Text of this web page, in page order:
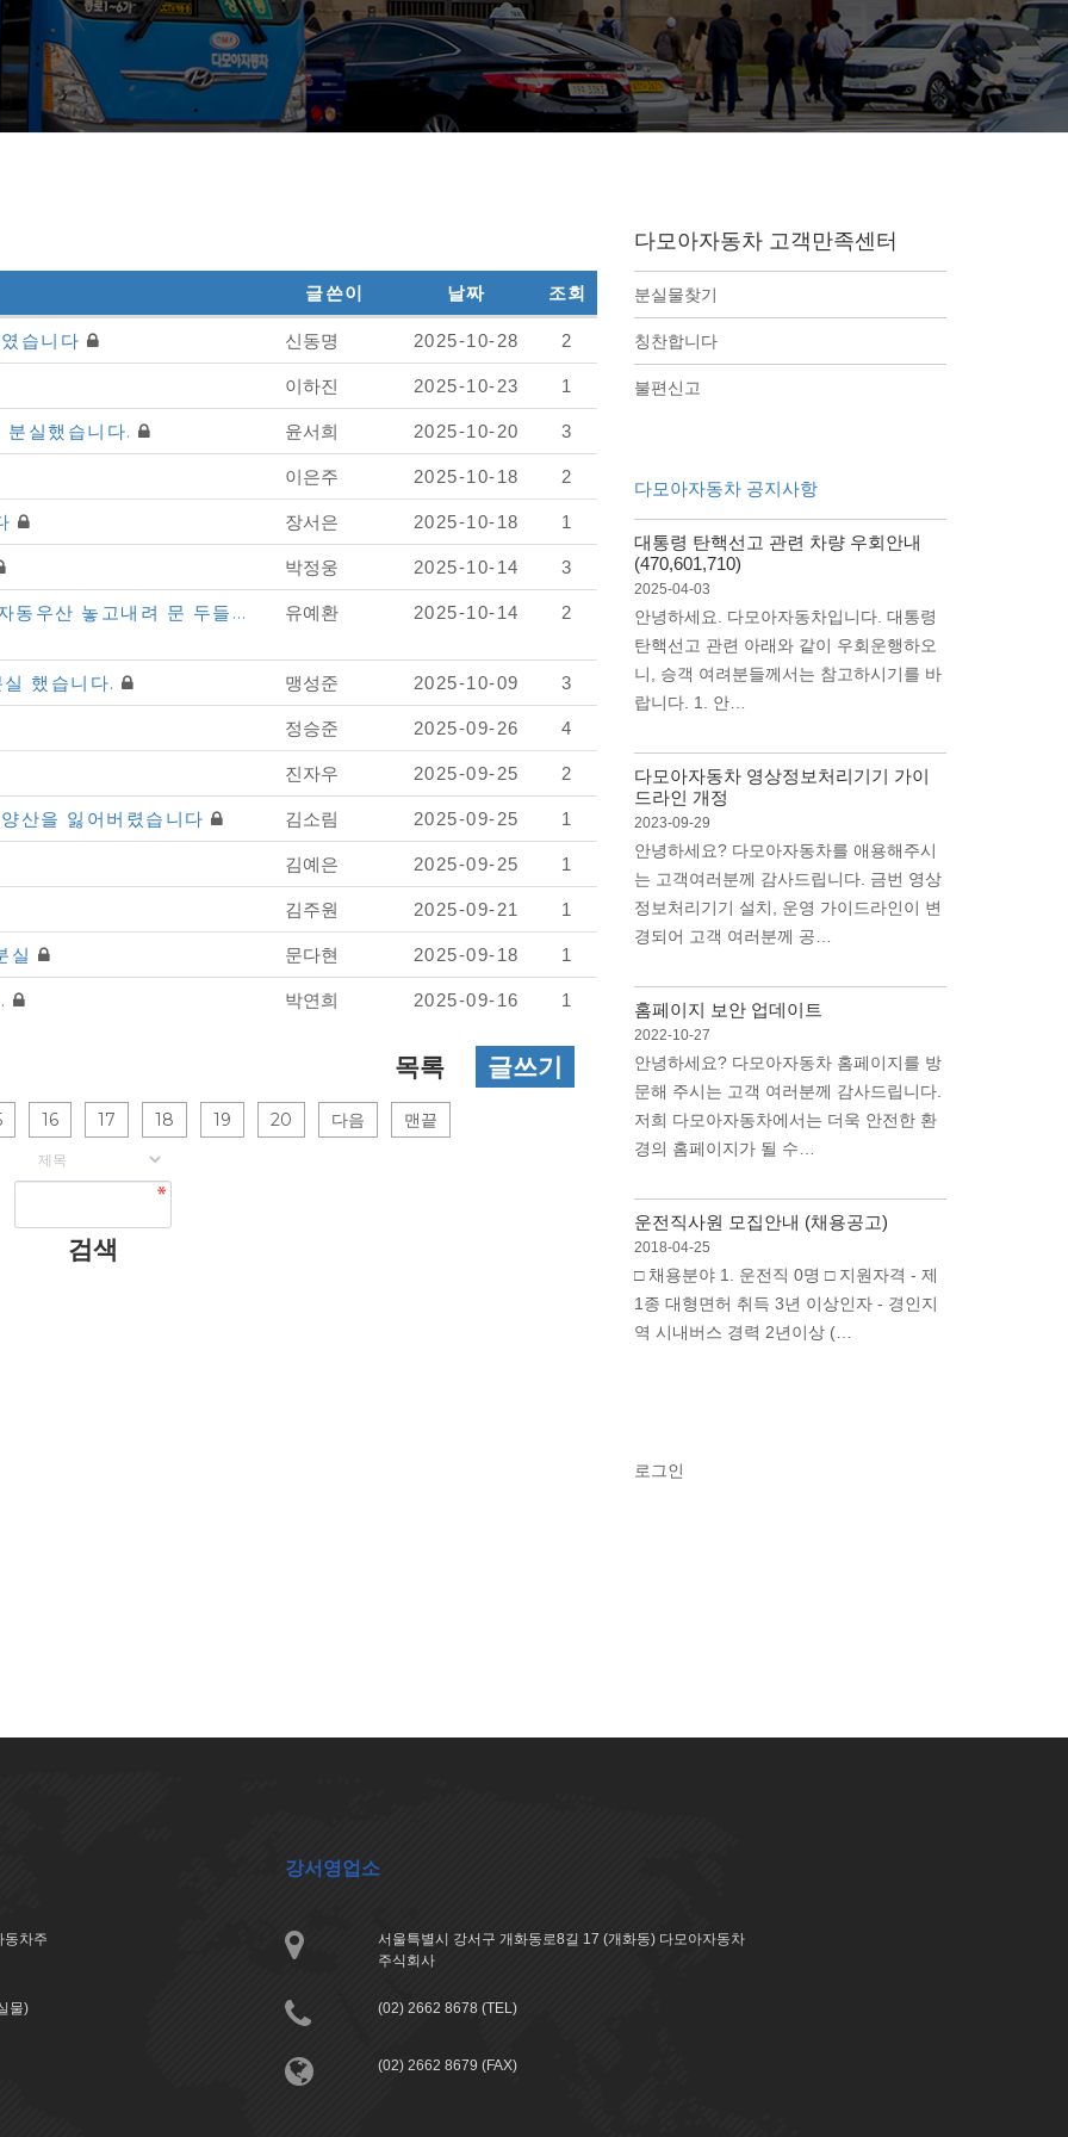
글쓴이 날짜 조회
습니다 신동명 2025-10-28 2
이하진 2025-10-23 1
실했습니다. 윤서희 2025-10-20 3
이은주 2025-10-18 2
장서은 2025-10-18 1
박정웅 2025-10-14 3
동우산 놓고내려 문 두들… 유예환 2025-10-14 2
했습니다. 맹성준 2025-10-09 3
정승준 2025-09-26 4
진자우 2025-09-25 2
산을 잃어버렸습니다 김소림 2025-09-25 1
김예은 2025-09-25 1
김주원 2025-09-21 1
실 문다현 2025-09-18 1
박연희 2025-09-16 1
목록 글쓰기
16 17 18 19 20 다음 맨끝
다모아자동차 고객만족센터
분실물찾기
칭찬합니다
불편신고
다모아자동차 공지사항
대통령 탄핵선고 관련 차량 우회안내
(470,601,710)
2025-04-03
안녕하세요. 다모아자동차입니다. 대통령
탄핵선고 관련 아래와 같이 우회운행하오
니, 승객 여려분들께서는 참고하시기를 바
랍니다. 1. 안…
다모아자동차 영상정보처리기기 가이
드라인 개정
2023-09-29
안녕하세요? 다모아자동차를 애용해주시
는 고객여러분께 감사드립니다. 금번 영상
정보처리기기 설치, 운영 가이드라인이 변
경되어 고객 여러분께 공…
홈페이지 보안 업데이트
2022-10-27
안녕하세요? 다모아자동차 홈페이지를 방
문해 주시는 고객 여러분께 감사드립니다.
저희 다모아자동차에서는 더욱 안전한 환
경의 홈페이지가 될 수…
운전직사원 모집안내 (채용공고)
2018-04-25
□ 채용분야 1. 운전직 0명 □ 지원자격 - 제
1종 대형면허 취득 3년 이상인자 - 경인지
역 시내버스 경력 2년이상 (…
로그인
동차주
물)
강서영업소
서울특별시 강서구 개화동로8길 17 (개화동) 다모아자동차
주식회사
(02) 2662 8678 (TEL)
(02) 2662 8679 (FAX)